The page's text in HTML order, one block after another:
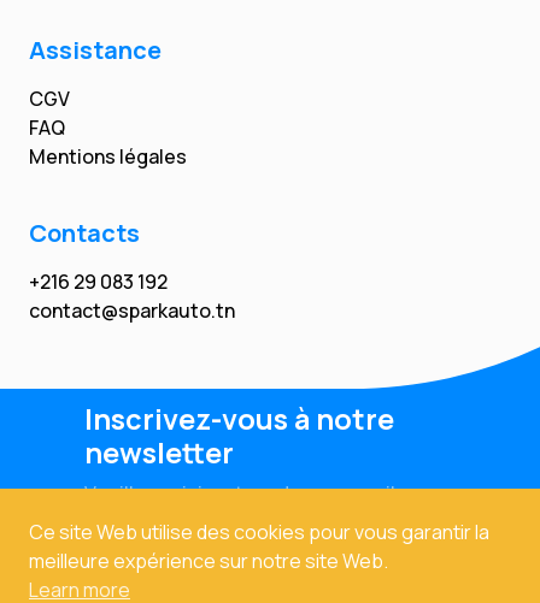
Ce site Web utilise des cookies pour vous garantir la
meilleure expérience sur notre site Web.
Learn more
Assistance
CGV
FAQ
Mentions légales
Contacts
+216 29 083 192
contact@sparkauto.tn
Inscrivez-vous à notre
newsletter
Veuillez saisir votre adresse email